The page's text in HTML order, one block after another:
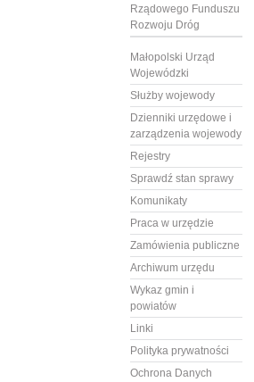
Rządowego Funduszu
Rozwoju Dróg
Małopolski Urząd
Wojewódzki
Służby wojewody
Dzienniki urzędowe i
zarządzenia wojewody
Rejestry
Sprawdź stan sprawy
Komunikaty
Praca w urzędzie
Zamówienia publiczne
Archiwum urzędu
Wykaz gmin i
powiatów
Linki
Polityka prywatności
Ochrona Danych